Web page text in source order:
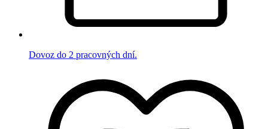
Dovoz do 2 pracovných dní.